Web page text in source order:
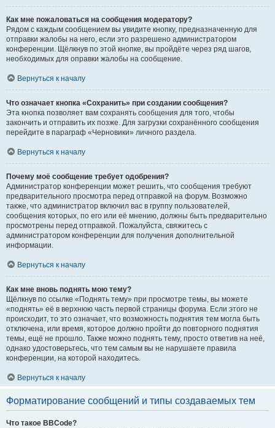
Как мне пожаловаться на сообщения модератору?
Рядом с каждым сообщением вы увидите кнопку, предназначенную для
отправки жалобы на него, если это разрешено администратором
конференции. Щёлкнув по этой кнопке, вы пройдёте через ряд шагов,
необходимых для оправки жалобы на сообщение.
Вернуться к началу
Что означает кнопка «Сохранить» при создании сообщения?
Эта кнопка позволяет вам сохранять сообщения для того, чтобы
закончить и отправить их позже. Для загрузки сохранённого сообщения
перейдите в параграф «Черновики» личного раздела.
Вернуться к началу
Почему моё сообщение требует одобрения?
Администратор конференции может решить, что сообщения требуют
предварительного просмотра перед отправкой на форум. Возможно
также, что администратор включил вас в группу пользователей,
сообщения которых, по его или её мнению, должны быть предварительно
просмотрены перед отправкой. Пожалуйста, свяжитесь с
администратором конференции для получения дополнительной
информации.
Вернуться к началу
Как мне вновь поднять мою тему?
Щёлкнув по ссылке «Поднять тему» при просмотре темы, вы можете
«поднять» её в верхнюю часть первой страницы форума. Если этого не
происходит, то это означает, что возможность поднятия тем могла быть
отключена, или время, которое должно пройти до повторного поднятия
темы, ещё не прошло. Также можно поднять тему, просто ответив на неё,
однако удостоверьтесь, что тем самым вы не нарушаете правила
конференции, на которой находитесь.
Вернуться к началу
Форматирование сообщений и типы создаваемых тем
Что такое BBCode?